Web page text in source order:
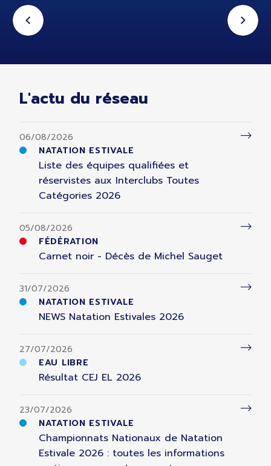
L'actu du réseau
06/08/2026
NATATION ESTIVALE
Liste des équipes qualifiées et
réservistes aux Interclubs Toutes
Catégories 2026
05/08/2026
FÉDÉRATION
Carnet noir - Décès de Michel Sauget
31/07/2026
NATATION ESTIVALE
NEWS Natation Estivales 2026
27/07/2026
EAU LIBRE
Résultat CEJ EL 2026
23/07/2026
NATATION ESTIVALE
Championnats Nationaux de Natation
Estivale 2026 : toutes les informations